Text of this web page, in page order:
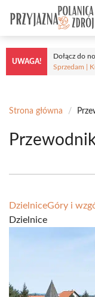
treści
UWAGA!
Dołącz do
Sprzedam |
Strona główna /
DzielniceGóry i
Dzielnice